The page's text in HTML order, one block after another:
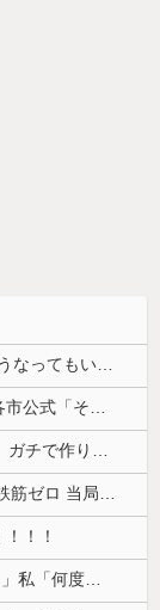
！！